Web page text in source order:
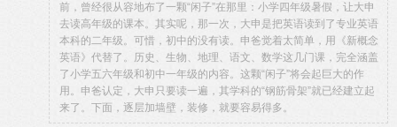
前，曾经很从容地布了一颗“闲子”在那里：小学四年级暑假，让大申
去读高年级的课本。其实呢，那一次，大申是把英语读到了专业英语
本科的二年级。可惜，初中的没有读。申爸觉着太简单，用《新概念
英语》代替了。历史、生物、地理、语文、数学这几门课，完全涵盖
了小学五六年级和初中一年级的内容。这颗“闲子”将会起巨大的作
用。申爸认定，大申只要读一遍，其学科的“钢筋骨架”就已经建立起
来了。下面，逐层加墙壁，装修，就要容易得多。